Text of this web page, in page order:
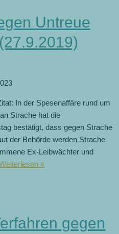
Untreue
In der Spesenaffäre rund um
Strache hat die
bestätigt, dass gegen Strache
der Behörde werden Strache
Ex-Leibwächter und
»Ermittlungen
(27.9.2019)gegen